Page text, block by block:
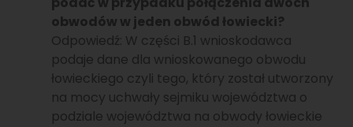
obwodów w jeden obwód łowiecki?
Odpowiedź: W części B.1 wnioskodawca
podaje dane dla wnioskowanego obwodu
łowieckiego czyli tego, który został utworzony
na mocy uchwały sejmiku województwa o
podziale województwa na obwody łowieckie